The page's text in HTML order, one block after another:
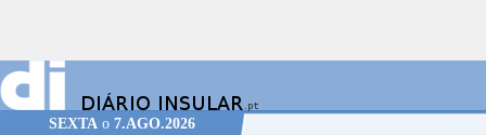
SEXTA o 7.AGO.2026